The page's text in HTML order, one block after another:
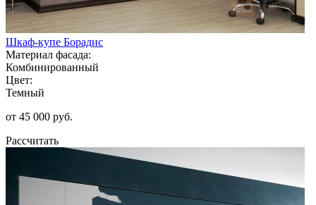
Шкаф-купе Борадис
Материал фасада:
Комбинированный
Цвет:
Темный
от 45 000 руб.
Рассчитать